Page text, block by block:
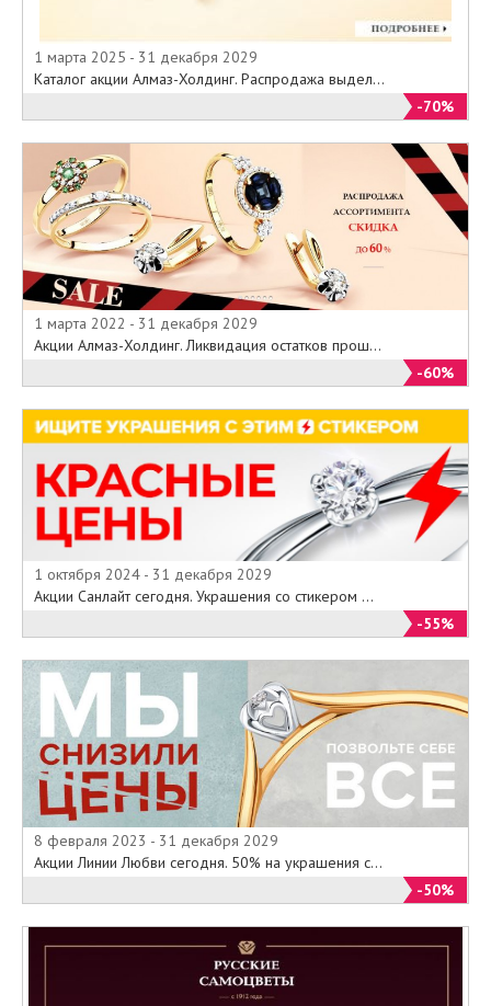
1 марта 2025 - 31 декабря 2029
Каталог акции Алмаз-Холдинг. Распродажа выдел...
-70%
1 марта 2022 - 31 декабря 2029
Акции Алмаз-Холдинг. Ликвидация остатков прош...
-60%
1 октября 2024 - 31 декабря 2029
Акции Санлайт сегодня. Украшения со стикером ...
-55%
8 февраля 2023 - 31 декабря 2029
Акции Линии Любви сегодня. 50% на украшения с...
-50%